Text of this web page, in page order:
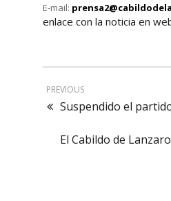
E-mail:
enlace con la noticia en
PREVIOUS
Suspendido el
El Cabildo de